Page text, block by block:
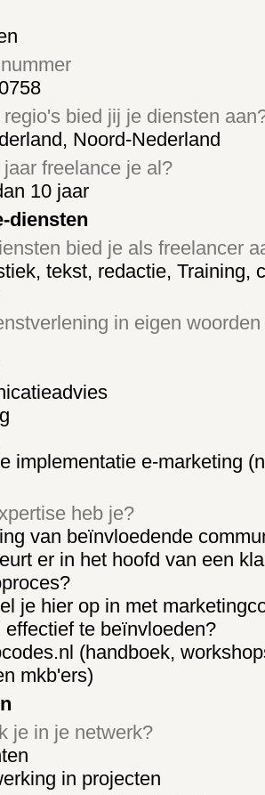
regio's bied jij je diensten
Noord-Nederland
freelance je al?
10 jaar
diensten
bied je als freelancer
tekst, redactie, Training,
in eigen woorden
implementatie e-marketing
heb je?
van beïnvloedende
er in het hoofd van een
je hier op in met
effectief te beïnvloeden?
(handboek,
mkb'ers)
je in je netwerk?
in projecten